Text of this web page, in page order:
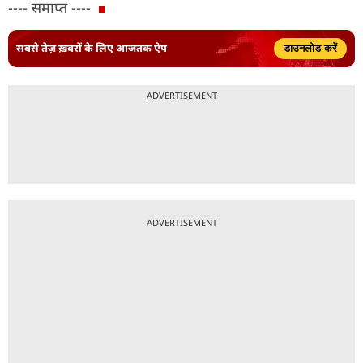
---- समाप्त ----
सबसे तेज़ ख़बरों के लिए आजतक ऐप डाउनलोड करें
ADVERTISEMENT
ADVERTISEMENT